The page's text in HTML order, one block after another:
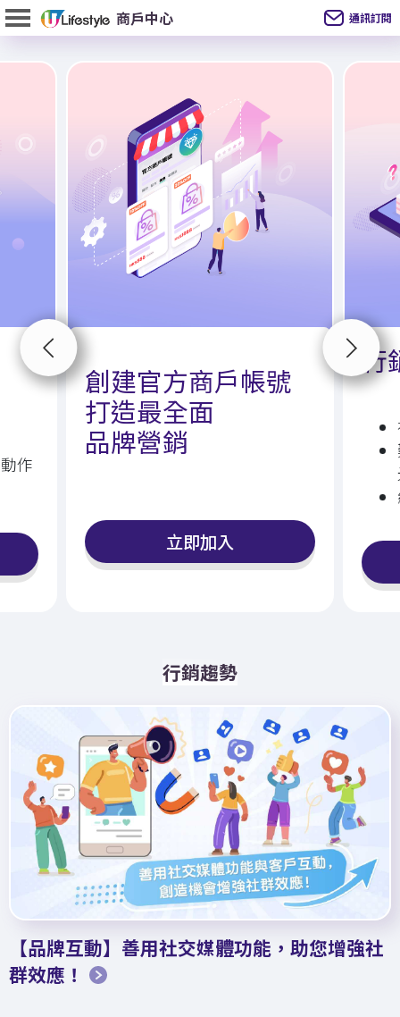
通訊訂閱
作
創建官方商戶帳⁠號
打造最全面
品⁠牌⁠營⁠銷
立即加入
行
行銷趨勢
【品牌互動】善用社交媒體功能，助您增強社
群效應！